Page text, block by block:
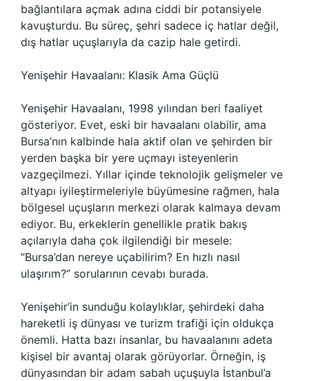
bağlantılara açmak adına ciddi bir potansiyele
kavuşturdu. Bu süreç, şehri sadece iç hatlar değil,
dış hatlar uçuşlarıyla da cazip hale getirdi.
Yenişehir Havaalanı: Klasik Ama Güçlü
Yenişehir Havaalanı, 1998 yılından beri faaliyet
gösteriyor. Evet, eski bir havaalanı olabilir, ama
Bursa’nın kalbinde hala aktif olan ve şehirden bir
yerden başka bir yere uçmayı isteyenlerin
vazgeçilmezi. Yıllar içinde teknolojik gelişmeler ve
altyapı iyileştirmeleriyle büyümesine rağmen, hala
bölgesel uçuşların merkezi olarak kalmaya devam
ediyor. Bu, erkeklerin genellikle pratik bakış
açılarıyla daha çok ilgilendiği bir mesele:
“Bursa’dan nereye uçabilirim? En hızlı nasıl
ulaşırım?” sorularının cevabı burada.
Yenişehir’in sunduğu kolaylıklar, şehirdeki daha
hareketli iş dünyası ve turizm trafiği için oldukça
önemli. Hatta bazı insanlar, bu havaalanını adeta
kişisel bir avantaj olarak görüyorlar. Örneğin, iş
dünyasından bir adam sabah uçuşuyla İstanbul’a